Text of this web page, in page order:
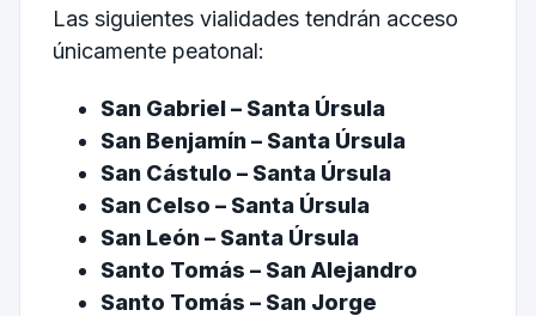
Las siguientes vialidades tendrán acceso
únicamente peatonal:
San Gabriel – Santa Úrsula
San Benjamín – Santa Úrsula
San Cástulo – Santa Úrsula
San Celso – Santa Úrsula
San León – Santa Úrsula
Santo Tomás – San Alejandro
Santo Tomás – San Jorge